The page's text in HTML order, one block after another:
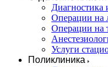
Диагностика
Операции на
Операции на
Услуги
Поликлиника